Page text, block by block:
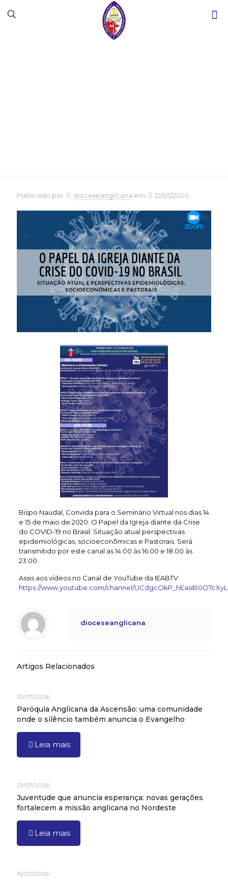
Publicado por dioceseanglicana em 12/05/2020
Bispo Naudal, Convida para o Seminário Virtual nos dias 14
e 15 de maio de 2020. O Papel da Igreja diante da Crise
do COVID-19 no Brasil. Situação atual perspectivas
epidemiológicas, socioeconômicas e Pastorais. Será
transmitido por este canal as 14:00 às 16:00 e 18:00 às
23:00.
Assis aos vídeos no Canal de YouTube da IEABTV:
https://www.youtube.com/channel/
dioceseanglicana
Artigos Relacionados
31/07/2026
Paróquia Anglicana da Ascensão: uma comunidade
onde o silêncio também anuncia o Evangelho
Leia mais
21/07/2026
Juventude que anuncia esperança: novas gerações
fortalecem a missão anglicana no Nordeste
Leia mais
15/07/2026